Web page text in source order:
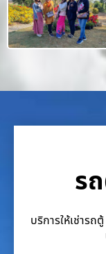
ร
บริการให้เช่าร